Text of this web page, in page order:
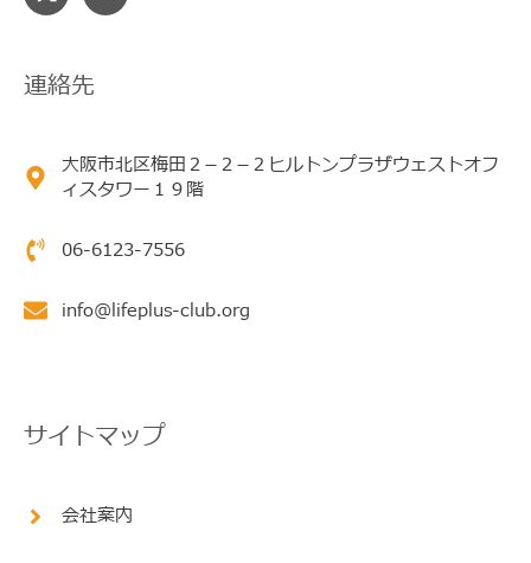
連絡先
大阪市北区梅田２−２−２ヒルトンプラザウェストオフ
ィスタワー１９階
06-6123-7556
info@lifeplus-club.org
サイトマップ
会社案内